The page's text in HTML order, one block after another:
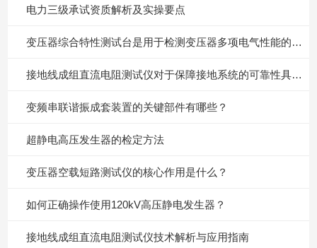
电力三级承试资质解析及实操要点
变压器综合特性测试台是用于检测变压器多项电气性能的重要设备
接地线成组直流电阻测试仪对于保障接地系统的可靠性具有重要意义
变频串联谐振成套装置的关键部件有哪些？
超静电高压发生器的检定方法
变压器空载短路测试仪的核心作用是什么？
如何正确操作使用120kV高压静电发生器？
接地线成组直流电阻测试仪技术解析与应用指南